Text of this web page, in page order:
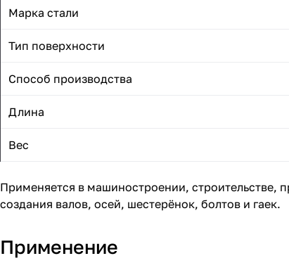
Марка стали
Тип поверхности
Способ производства
Длина
Вес
Применяется в машиностроении, строительстве,
создания валов, осей, шестерёнок, болтов и гаек.
Применение